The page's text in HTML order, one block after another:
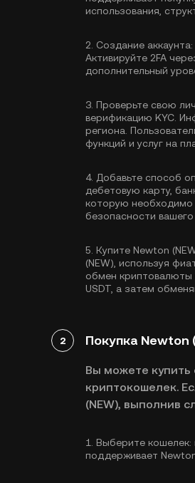
использования,
2. Создание аккаунта:
Активируйте 2FA
дополнительный
3. Проверьте свою
верификацию KYC .
региона.
функций и услуг на
4. Добавьте способ
дебетовую карту,
которую необходимо
безопасности вашего
5. Купите Newton
(NEW), используя
обмен криптовалюты
USDT , а затем
2 Покупка Newton
Вы можете
криптокошелек.
(NEW), выполнив
1. Выберите кошелек:
поддерживает Newton